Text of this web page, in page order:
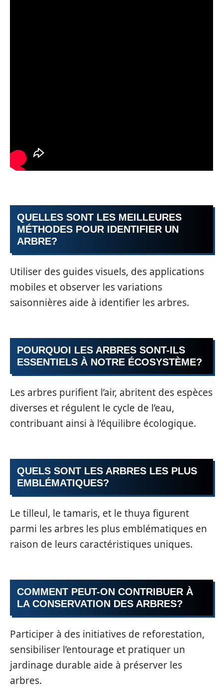
QUELLES SONT LES MEILLEURES
MÉTHODES POUR IDENTIFIER UN
ARBRE?
Utiliser des guides visuels, des applications
mobiles et observer les variations
saisonnières aide à identifier les arbres.
POURQUOI LES ARBRES SONT-ILS
ESSENTIELS À NOTRE ÉCOSYSTÈME?
Les arbres purifient l’air, abritent des espèces
diverses et régulent le cycle de l’eau,
contribuant ainsi à l’équilibre écologique.
QUELS SONT LES ARBRES LES PLUS
EMBLÉMATIQUES?
Le tilleul, le tamaris, et le thuya figurent
parmi les arbres les plus emblématiques en
raison de leurs caractéristiques uniques.
COMMENT PEUT-ON CONTRIBUER À
LA CONSERVATION DES ARBRES?
Participer à des initiatives de reforestation,
sensibiliser l’entourage et pratiquer un
jardinage durable aide à préserver les
arbres.